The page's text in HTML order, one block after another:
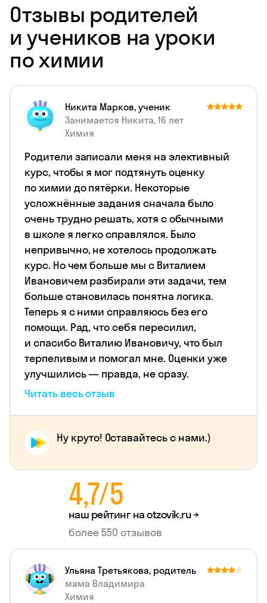
Отзывы родителей
и учеников на уроки
по химии
Никита Марков, ученик
Занимается Никита, 16 лет
Химия
Родители записали меня на элективный
курс, чтобы я мог подтянуть оценку
по химии до пятёрки. Некоторые
усложнённые задания сначала было
очень трудно решать, хотя с обычными
в школе я легко справлялся. Было
непривычно, не хотелось продолжать
курс. Но чем больше мы с Виталием
Ивановичем разбирали эти задачи, тем
больше становилась понятна логика.
Теперь я с ними справляюсь без его
помощи. Рад, что себя пересилил,
и спасибо Виталию Ивановичу, что был
терпеливым и помогал мне. Оценки уже
улучшились — правда, не сразу.
Читать весь отзыв
Ну круто! Оставайтесь с нами.)
4,7/5
наш рейтинг наotzovik.ru →
более 550 отзывов
Ульяна Третьякова, родитель
мама Владимира
Химия